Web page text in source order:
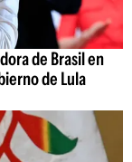
de Brasil en
de Lula